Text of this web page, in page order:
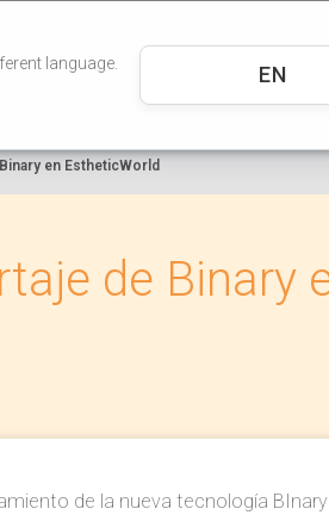
language.
EN
en EstheticWorld
de Binary
de la nueva tecnología BInary